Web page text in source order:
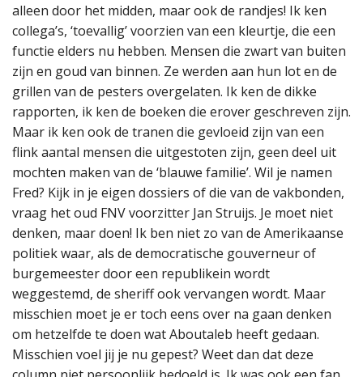
alleen door het midden, maar ook de randjes! Ik ken
collega’s, ‘toevallig’ voorzien van een kleurtje, die een
functie elders nu hebben. Mensen die zwart van buiten
zijn en goud van binnen. Ze werden aan hun lot en de
grillen van de pesters overgelaten. Ik ken de dikke
rapporten, ik ken de boeken die erover geschreven zijn.
Maar ik ken ook de tranen die gevloeid zijn van een
flink aantal mensen die uitgestoten zijn, geen deel uit
mochten maken van de ‘blauwe familie’. Wil je namen
Fred? Kijk in je eigen dossiers of die van de vakbonden,
vraag het oud FNV voorzitter Jan Struijs. Je moet niet
denken, maar doen! Ik ben niet zo van de Amerikaanse
politiek waar, als de democratische gouverneur of
burgemeester door een republikein wordt
weggestemd, de sheriff ook vervangen wordt. Maar
misschien moet je er toch eens over na gaan denken
om hetzelfde te doen wat Aboutaleb heeft gedaan.
Misschien voel jij je nu gepest? Weet dan dat deze